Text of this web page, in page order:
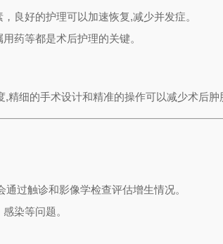
良好的护理可以加速恢复,减少并发症。
药等都是术后护理的关键。
细的手术设计和精准的操作可以减少术后肿
过触诊和影像学检查评估增生情况。
染等问题。